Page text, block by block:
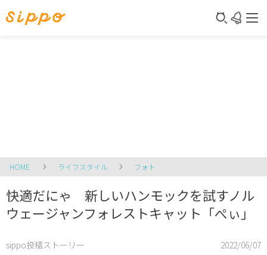
HOME ライフスタイル フォト
快適だにゃ 新しいハンモックを試すノル
ウェージャンフォレストキャット「ぺぃ」
sippo投稿ストーリー 2022/06/07